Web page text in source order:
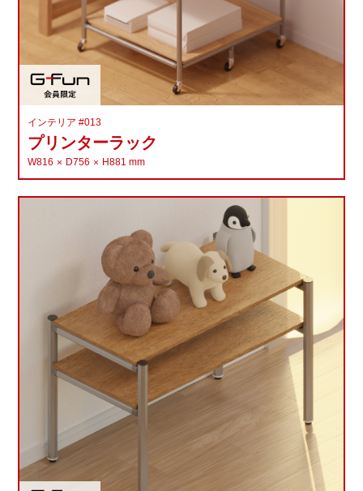
インテリア #013
プリンターラック
W816 D756 H881 mm